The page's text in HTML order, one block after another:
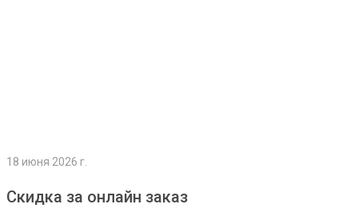
18 июня 2026 г.
Скидка за онлайн заказ